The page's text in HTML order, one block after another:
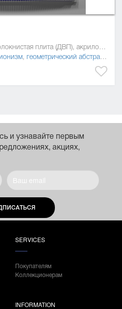
120 x 116 см, древесно-волокнистая плита (ДВП), акриловая краска, Дерево, полиуретан
, геометрический абстракционизм
и узнавайте первым
акциях,
SERVICES
Покупателям
Коллекционерам
INFORMATION